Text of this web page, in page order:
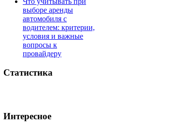
выборе аренды
автомобиля с
водителем: критерии,
условия и важные
вопросы к
провайдеру
Статистика
Интересное